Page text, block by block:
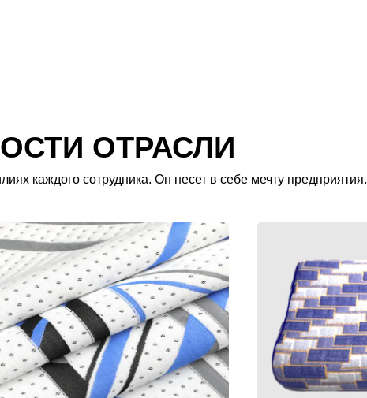
ОТРАСЛИ
каждого сотрудника. Он несет в себе мечту предприятия.